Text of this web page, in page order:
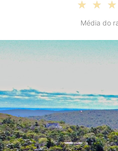
★ ★ ★
Média do